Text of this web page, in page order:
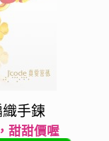
手鍊
甜甜價喔